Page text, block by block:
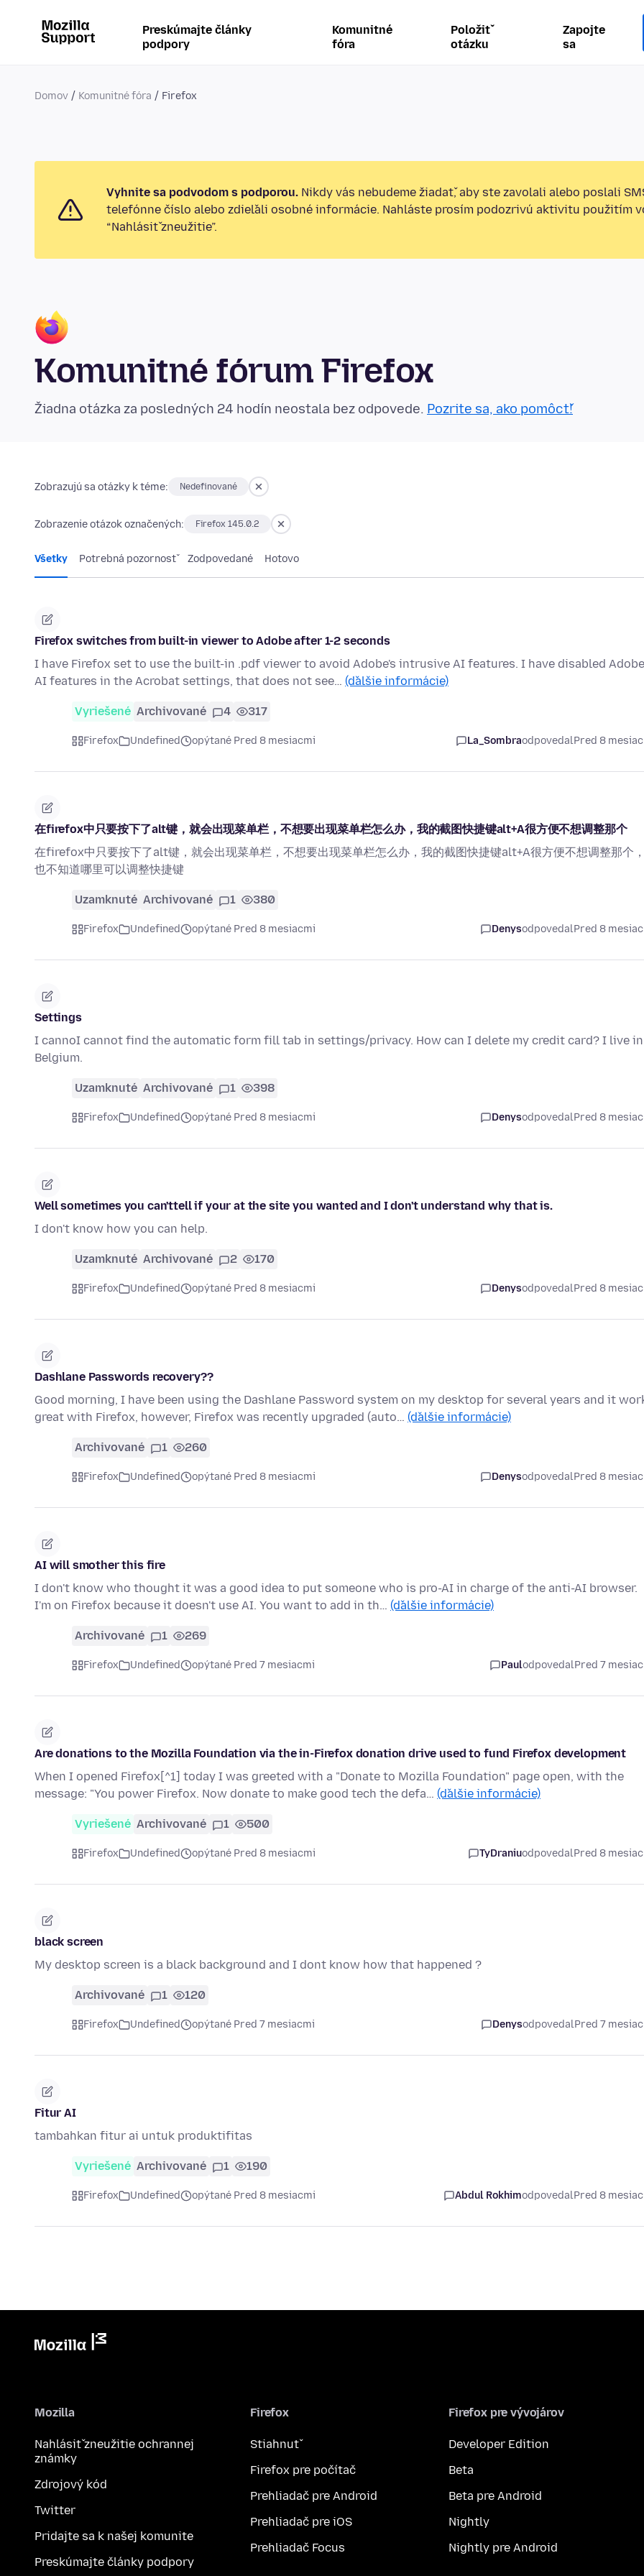
Preskúmajte články
podpory
Komunitné
fóra
Položiť
otázku
Zapojte
sa
Domov Komunitné fóra Firefox
Vyhnite sa podvodom s podporou. Nikdy vás nebudeme žiadať, aby ste zavolali alebo poslali
telefónne číslo alebo zdieľali osobné informácie. Nahláste prosím podozrivú aktivitu použitím
“Nahlásiť zneužitie”.
Komunitné fórum Firefox
Žiadna otázka za posledných 24 hodín neostala bez odpovede. Pozrite sa, ako pomôcť!
Zobrazujú sa otázky k téme: Nedefinované
Zobrazenie otázok označených: Firefox 145.0.2
Všetky Potrebná pozornosť Zodpovedané Hotovo
Firefox switches from built-in viewer to Adobe after 1-2 seconds
I have Firefox set to use the built-in .pdf viewer to avoid Adobe's intrusive AI features. I have disabled
AI features in the Acrobat settings, that does not see… (ďalšie informácie)
Vyriešené Archivované 4 317
Firefox Undefined opýtané Pred 8 mesiacmi La_SombraodpovedalPred 8
在firefox中只要按下了alt键，就会出现菜单栏，不想要出现菜单栏怎么办，我的截图快捷键alt+A很方便不想调整那个
在firefox中只要按下了alt键，就会出现菜单栏，不想要出现菜单栏怎么办，我的截图快捷键alt+A很方便不想调整那个
也不知道哪里可以调整快捷键
Uzamknuté Archivované 1 380
Firefox Undefined opýtané Pred 8 mesiacmi DenysodpovedalPred 8
Settings
I cannoI cannot find the automatic form fill tab in settings/privacy. How can I delete my credit card? I live in
Belgium.
Uzamknuté Archivované 1 398
Firefox Undefined opýtané Pred 8 mesiacmi DenysodpovedalPred 8
Well sometimes you can'ttell if your at the site you wanted and I don't understand why that is.
I don't know how you can help.
Uzamknuté Archivované 2 170
Firefox Undefined opýtané Pred 8 mesiacmi DenysodpovedalPred 8
Dashlane Passwords recovery??
Good morning, I have been using the Dashlane Password system on my desktop for several years and it
great with Firefox, however, Firefox was recently upgraded (auto… (ďalšie informácie)
Archivované 1 260
Firefox Undefined opýtané Pred 8 mesiacmi DenysodpovedalPred 8
AI will smother this fire
I don't know who thought it was a good idea to put someone who is pro-AI in charge of the anti-AI browser.
I'm on Firefox because it doesn't use AI. You want to add in th… (ďalšie informácie)
Archivované 1 269
Firefox Undefined opýtané Pred 7 mesiacmi PaulodpovedalPred 7
Are donations to the Mozilla Foundation via the in-Firefox donation drive used to fund Firefox development
When I opened Firefox[^1] today I was greeted with a "Donate to Mozilla Foundation" page open, with the
message: "You power Firefox. Now donate to make good tech the defa… (ďalšie informácie)
Vyriešené Archivované 1 500
Firefox Undefined opýtané Pred 8 mesiacmi TyDraniuodpovedalPred 8
black screen
My desktop screen is a black background and I dont know how that happened ?
Archivované 1 120
Firefox Undefined opýtané Pred 7 mesiacmi DenysodpovedalPred 7
Fitur AI
tambahkan fitur ai untuk produktifitas
Vyriešené Archivované 1 190
Firefox Undefined opýtané Pred 8 mesiacmi Abdul RokhimodpovedalPred 8
Mozilla
Nahlásiť zneužitie ochrannej
známky
Zdrojový kód
Twitter
Pridajte sa k našej komunite
Preskúmajte články podpory
Firefox
Stiahnuť
Firefox pre počítač
Prehliadač pre Android
Prehliadač pre iOS
Prehliadač Focus
Firefox pre vývojárov
Developer Edition
Beta
Beta pre Android
Nightly
Nightly pre Android